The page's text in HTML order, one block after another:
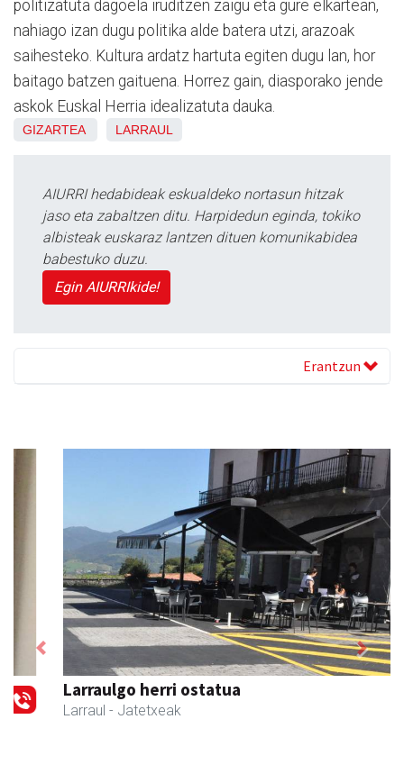
politizatuta dagoela iruditzen zaigu eta gure elkartean,
nahiago izan dugu politika alde batera utzi, arazoak
saihesteko. Kultura ardatz hartuta egiten dugu lan, hor
baitago batzen gaituena. Horrez gain, diasporako jende
askok Euskal Herria idealizatuta dauka.
GIZARTEA LARRAUL
AIURRI hedabideak eskualdeko nortasun hitzak
jaso eta zabaltzen ditu. Harpidedun eginda, tokiko
albisteak euskaraz lantzen dituen komunikabidea
babestuko duzu.
Egin AIURRIkide!
Erantzun
Larraulgo herri ostatua
Larraul - Jatetxeak
Previous Next